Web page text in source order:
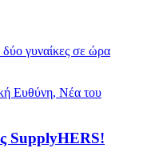
Ευθύνη, Νέα του
SupplyHERS!